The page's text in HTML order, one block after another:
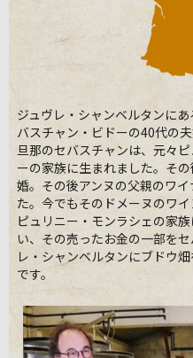
ジュヴレ・シャンベルタンに
バスチャン・ビドーの40代の
旦那のセバスチャンは、元々
ーの家族に生まれました。そ
婚。その後アンヌの父親のワ
た。今でもそのドメーヌのワイ
ピュリニー・モンラシェの家
い、その売ったお金の一部を
レ・シャンベルタンにブドウ
です。